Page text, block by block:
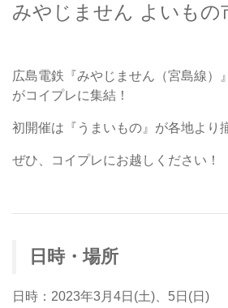
みやじません よいもの
広島電鉄『みやじません（宮島線）
がコイプレに集結！
初開催は『うまいもの』が各地より
ぜひ、コイプレにお越しください！
日時・場所
日時：2023年3月4日(土)、5日(日)